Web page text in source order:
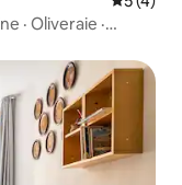
· Oliveraie ·